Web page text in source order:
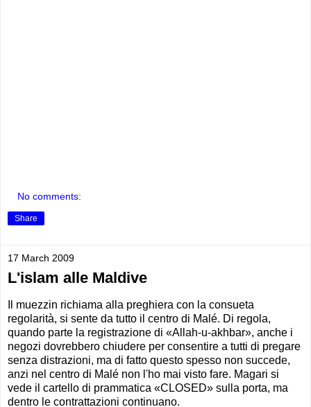
No comments:
Share
17 March 2009
L'islam alle Maldive
Il muezzin richiama alla preghiera con la consueta
regolarità, si sente da tutto il centro di Malé. Di regola,
quando parte la registrazione di «Allah-u-akhbar», anche i
negozi dovrebbero chiudere per consentire a tutti di pregare
senza distrazioni, ma di fatto questo spesso non succede,
anzi nel centro di Malé non l'ho mai visto fare. Magari si
vede il cartello di prammatica «CLOSED» sulla porta, ma
dentro le contrattazioni continuano.